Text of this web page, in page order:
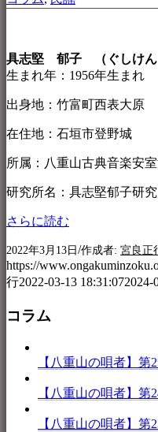
具志堅 郁子 （ぐしけん
生まれ年：1956年生まれ
出身地：竹富町西表大原
在住地：石垣市登野城
所属：八重山古典音楽安
研究所名：具志堅郁子研
さらに読む
2022年3月13日 /作成者: 宮良正
https://
行2022-03-13 18:31:072024-
コラム
【八重山の唄者】
【八重山の唄者】
【八重山の唄者】